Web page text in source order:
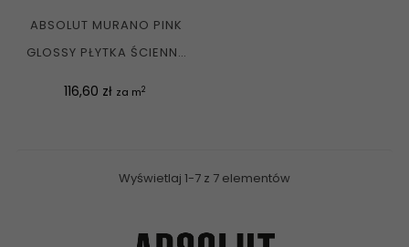
ABSOLUT MURANO PINK
GLOSSY PŁYTKA ŚCIENNA
Cena
116,60 zł za m2
Wyświetlaj 1-7 z 7 elementów